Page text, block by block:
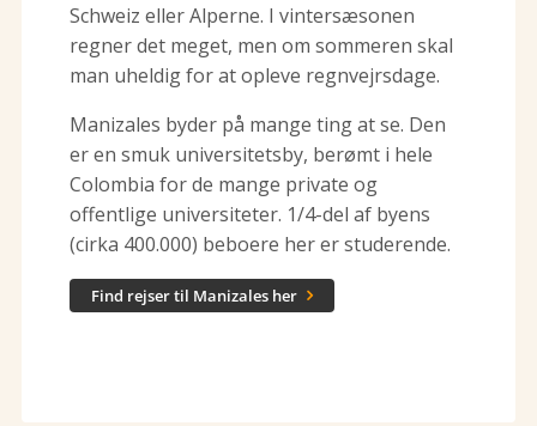
Schweiz eller Alperne. I vintersæsonen
regner det meget, men om sommeren skal
man uheldig for at opleve regnvejrsdage.
Manizales byder på mange ting at se. Den
er en smuk universitetsby, berømt i hele
Colombia for de mange private og
offentlige universiteter. 1/4-del af byens
(cirka 400.000) beboere her er studerende.
Find rejser til Manizales her 